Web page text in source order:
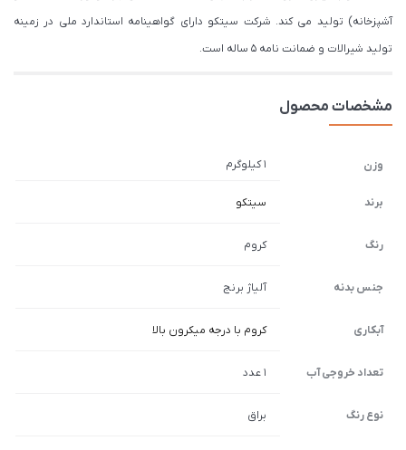
آشپزخانه) تولید می کند. شرکت سیتکو دارای گواهینامه استاندارد ملی در زمینه
تولید شیرالات و ضمانت نامه 5 ساله است.
مشخصات محصول
وزن 1 کیلوگرم
برند سیتکو
رنگ کروم
جنس بدنه آلیاژ برنج
آبکاری کروم با درجه میکرون بالا
تعداد خروجی آب 1 عدد
نوع رنگ براق